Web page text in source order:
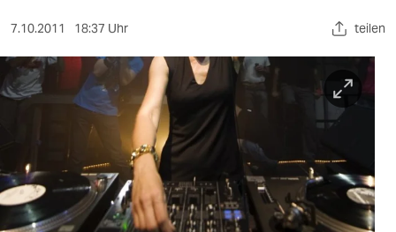
kultur
sport
berlin
nord
wahrheit
verlag
7.10.2011 18:37 Uhr teilen